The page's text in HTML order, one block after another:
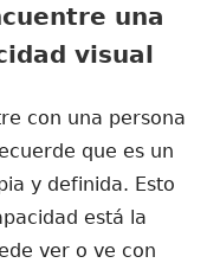
una
visual
con una persona
que es un
y definida. Esto
está la
ver o ve con